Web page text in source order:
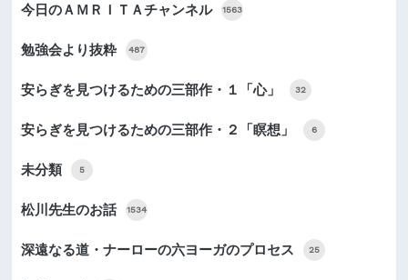
今日のＡＭＲＩＴＡチャンネル 1563
勉強会より抜粋 487
安らぎを見つけるための三部作・１「心」 32
安らぎを見つけるための三部作・２「瞑想」 6
未分類 5
松川先生のお話 1534
深遠なる道・ナーローの六ヨーガのプロセス 25